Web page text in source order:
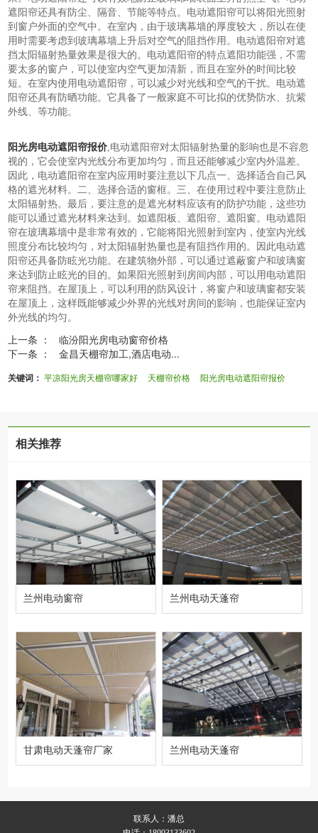
遮阳帘还具有防尘、隔音、节能等特点。电动遮阳帘可以将阳光照射
到窗户外面的空气中。在室内，由于玻璃幕墙的厚度较大，所以在使
用时需要考虑到玻璃幕墙上升后对空气的阻挡作用。电动遮阳帘对遮
挡太阳辐射热量效果是很大的。电动遮阳帘的特点遮阳功能强，不需
要太多的窗户，可以使室内空气更加清新，而且在室外的时间比较
短。在室内使用电动遮阳帘，可以减少对光线和空气的干扰。电动遮
阳帘还具有防晒功能。它具备了一般家庭不可比拟的优势防水、抗紫
外线、等功能。
阳光房电动遮阳帘报价,电动遮阳帘对太阳辐射热量的影响也是不容忽
视的，它会使室内光线分布更加均匀，而且还能够减少室内外温差。
因此，电动遮阳帘在室内应用时要注意以下几点一、选择适合自己风
格的遮光材料。二、选择合适的窗框。三、在使用过程中要注意防止
太阳辐射热。最后，要注意的是遮光材料应该有的防护功能，这些功
能可以通过遮光材料来达到。如遮阳板、遮阳帘、遮阳窗。电动遮阳
帘在玻璃幕墙中是非常有效的，它能将阳光照射到室内，使室内光线
照度分布比较均匀，对太阳辐射热量也是有阻挡作用的。因此电动遮
阳帘还具备防眩光功能。在建筑物外部，可以通过遮蔽窗户和玻璃窗
来达到防止眩光的目的。如果阳光照射到房间内部，可以用电动遮阳
帘来阻挡。在屋顶上，可以利用的防风设计，将窗户和玻璃窗都安装
在屋顶上，这样既能够减少外界的光线对房间的影响，也能保证室内
外光线的均匀。
上一条 ：
临汾阳光房电动窗帘价格
下一条 ：
金昌天棚帘加工,酒店电动...
关键词：平凉阳光房天棚帘哪家好 天棚帘价格 阳光房电动遮阳帘报价
相关推荐
兰州电动窗帘 兰州电动天蓬帘
甘肃电动天蓬帘厂家 兰州电动天蓬帘
联系人：潘总